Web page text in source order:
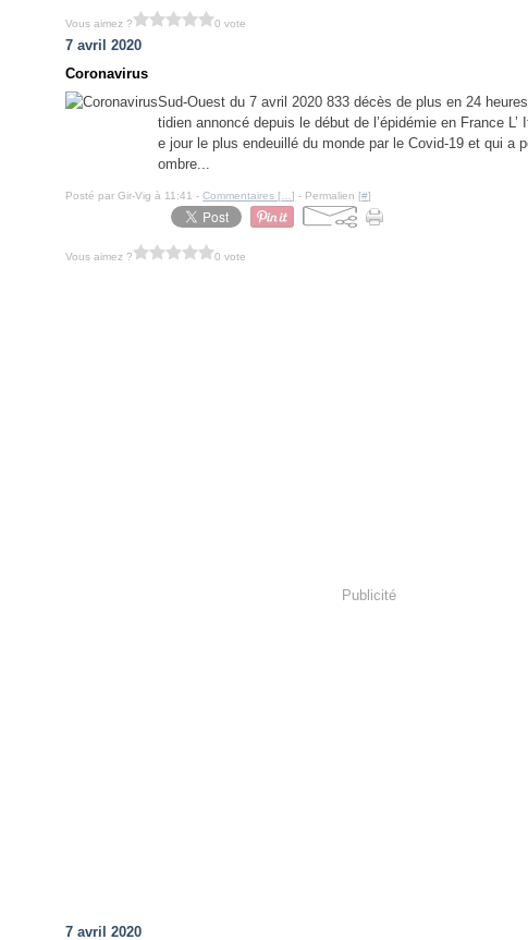
Vous aimez ? 0 vote
7 avril 2020
Coronavirus
Sud-Ouest du 7 avril 2020 833 décès de plus en 24
tidien annoncé depuis le début de l’épidémie en France
e jour le plus endeuillé du monde par le Covid-19 et qui a
ombre...
Posté par Gir-Vig à 11:41 -Commentaires [ …] - Permalien [#]
Vous aimez ? 0 vote
Publicité
7 avril 2020